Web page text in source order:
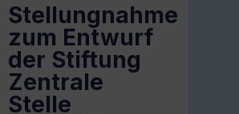
Stellungnahme
zum Entwurf
der Stiftung
Zentrale
Stelle